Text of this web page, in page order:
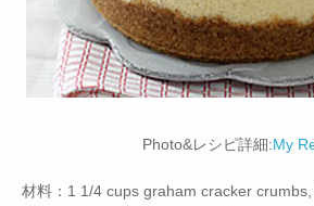
Photo&レシピ詳細:My
材料：1 1/4 cups graham cracker